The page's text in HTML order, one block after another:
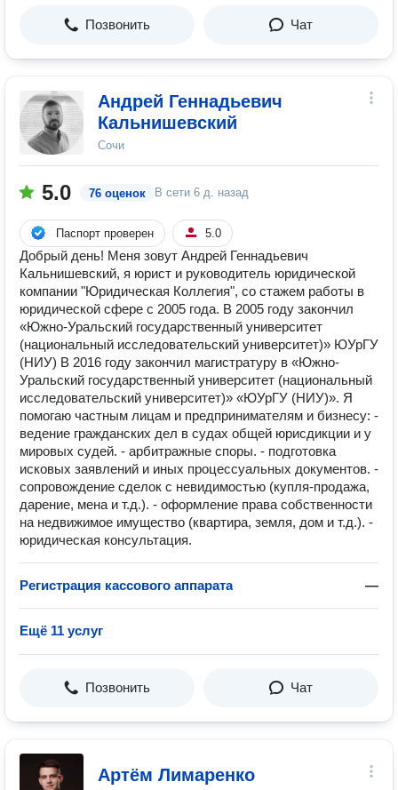
Позвонить Чат
Андрей Геннадьевич
Кальнишевский
Сочи
5.0 76 оценок В сети 6 д. назад
Паспорт проверен 5.0
Добрый день! Меня зовут Андрей Геннадьевич
Кальнишевский, я юрист и руководитель юридической
компании "Юридическая Коллегия", со стажем работы в
юридической сфере с 2005 года. В 2005 году закончил
«Южно-Уральский государственный университет
(национальный исследовательский университет)» ЮУрГУ
(НИУ) В 2016 году закончил магистратуру в «Южно-
Уральский государственный университет (национальный
исследовательский университет)» «ЮУрГУ (НИУ)». Я
помогаю частным лицам и предпринимателям и бизнесу: -
ведение гражданских дел в судах общей юрисдикции и у
мировых судей. - арбитражные споры. - подготовка
исковых заявлений и иных процессуальных документов. -
сопровождение сделок с невидимостью (купля-продажа,
дарение, мена и т.д.). - оформление права собственности
на недвижимое имущество (квартира, земля, дом и т.д.). -
юридическая консультация.
Регистрация кассового аппарата —
Ещё 11 услуг
Позвонить Чат
Артём Лимаренко